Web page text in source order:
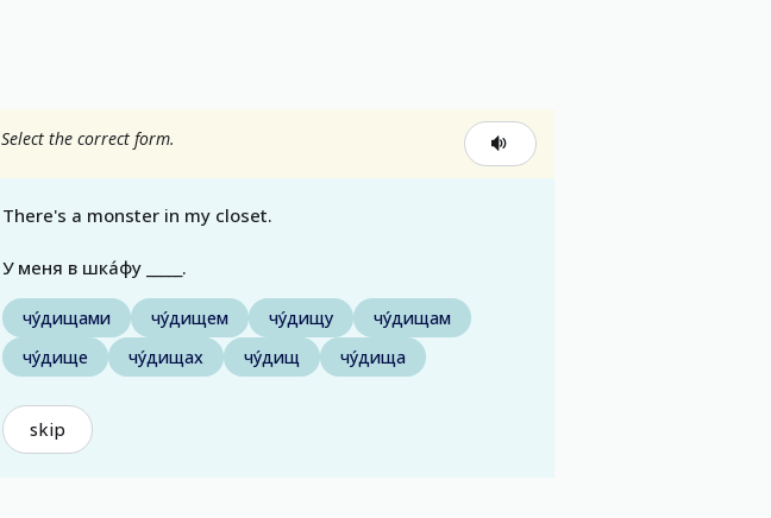
Select the correct form.
There's a monster in my closet.
У меня в шка́фу _____.
чу́дищами чу́дищем чу́дищу
чу́дищам
чу́дище
чу́дищах чу́дищ чу́дища
skip